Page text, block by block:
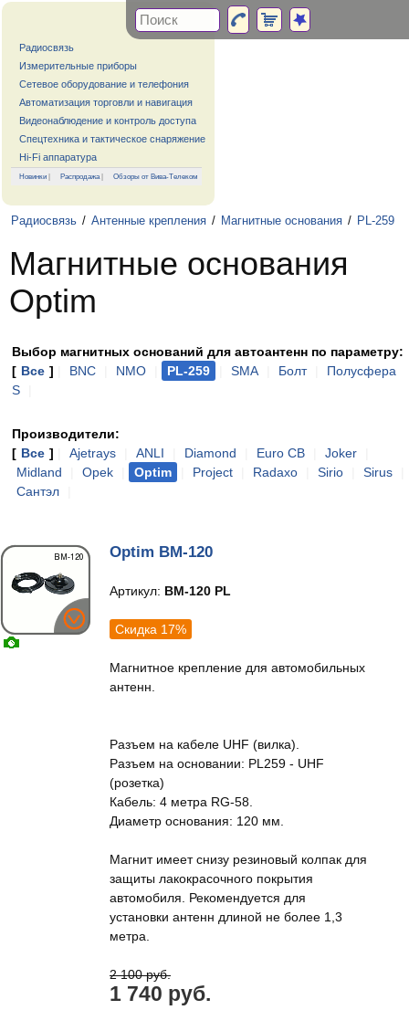
Радиосвязь
Измерительные приборы
Сетевое оборудование и телефония
Автоматизация торговли и навигация
Видеонаблюдение и контроль доступа
Спецтехника и тактическое снаряжение
Hi-Fi аппаратура
Новинки | Распродажа| Обзоры от Вива-Телеком
Радиосвязь / Антенные крепления / Магнитные основания / PL-259
Магнитные основания
Optim
Выбор магнитных оснований для автоантенн по параметру:
[ Все ] BNC NMO PL-259 SMA Болт
Полусфера
S
Производители:
[ Все ] Ajetrays ANLI Diamond Euro CB Joker
Midland
Opek Optim Project Radaxo Sirio Sirus
Сантэл
Optim BM-120
Артикул: BM-120 PL
Скидка 17%
Магнитное крепление для автомобильных
антенн.
Разъем на кабеле UHF (вилка).
Разъем на основании: PL259 - UHF
(розетка)
Кабель: 4 метра RG-58.
Диаметр основания: 120 мм.
Магнит имеет снизу резиновый колпак для
защиты лакокрасочного покрытия
автомобиля. Рекомендуется для
установки антенн длиной не более 1,3
метра.
2 100 руб.
1 740 руб.